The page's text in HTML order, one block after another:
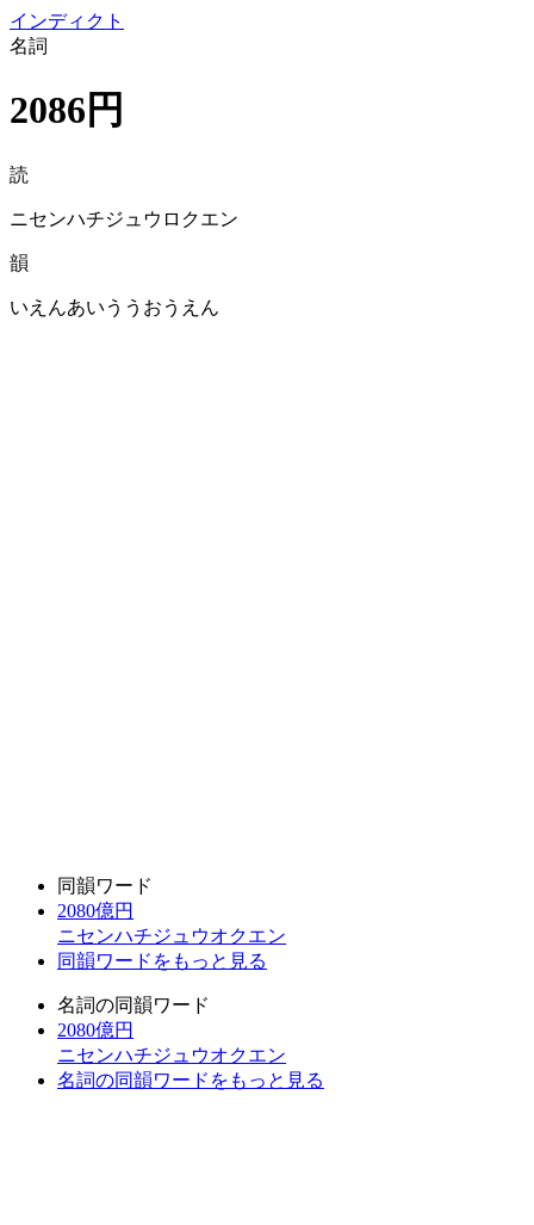
インディクト
名詞
2086円
読
ニセンハチジュウロクエン
韻
いえんあいううおうえん
同韻ワード
2080億円
ニセンハチジュウオクエン
同韻ワードをもっと見る
名詞の同韻ワード
2080億円
ニセンハチジュウオクエン
名詞の同韻ワードをもっと見る